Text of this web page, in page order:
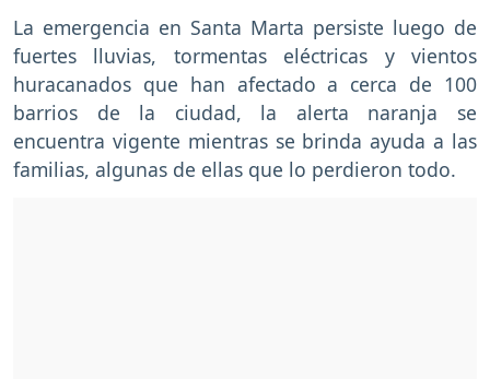
La emergencia en Santa Marta persiste luego de
fuertes lluvias, tormentas eléctricas y vientos
huracanados que han afectado a cerca de 100
barrios de la ciudad, la alerta naranja se
encuentra vigente mientras se brinda ayuda a las
familias, algunas de ellas que lo perdieron todo.